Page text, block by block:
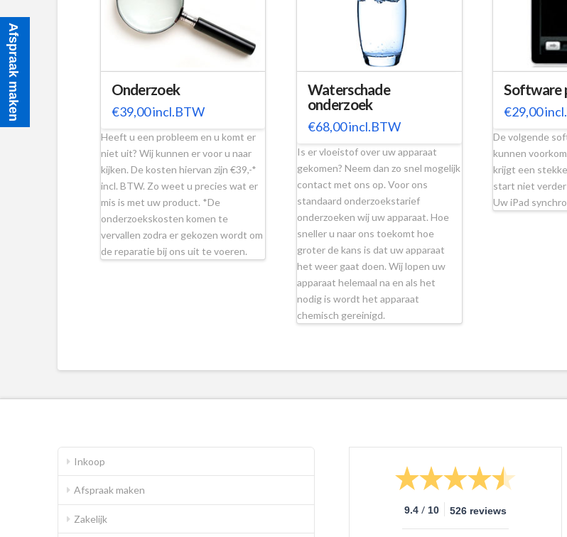
Onderzoek
€39,00incl.BTW
Heeft u een probleem en u komt er
niet uit? Wij kunnen er voor u naar
kijken. De kosten hiervan zijn €39,-*
incl. BTW. Zo weet u precies wat er
mis is met uw product. *De
onderzoekskosten komen te
vervallen zodra er gekozen wordt om
de reparatie bij ons uit te voeren.
Waterschade
onderzoek
€68,00incl.BTW
Is er vloeistof over uw apparaat
gekomen? Neem dan zo snel mogelijk
contact met ons op. Voor ons
standaard onderzoekstarief
onderzoeken wij uw apparaat. Hoe
sneller u naar ons toekomt hoe
groter de kans is dat uw apparaat
het weer gaat doen. Wij lopen uw
apparaat helemaal na en als het
nodig is wordt het apparaat
chemisch gereinigd.
Software
€29,00
De volgende
kunnen
krijgt een
start niet
Uw iPad
Inkoop
Afspraak maken
Zakelijk
9.4 / 10 526 reviews
Afspraak maken